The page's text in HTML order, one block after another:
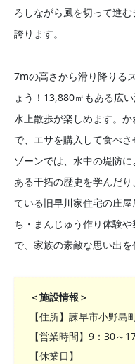
ろしながら風を切って進
誇ります。
7mの高さから滑り降りる
ょう！13,880㎡もある広
水上散歩が楽しめます。
で、エサを購入して食べ
ゾーンでは、水中の堤防
ある干拓の歴史を学んだ
ている旧早川家住宅の庄
ち・まんじゅう作り体験
で、家族の素敵な思い出を
＜施設情報＞
【住所】諫早市小野島
【営業時間】9：30～
【休業日】